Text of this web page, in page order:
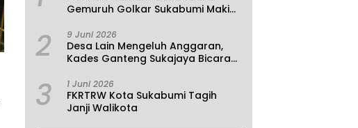
Gemuruh Golkar Sukabumi Makin
Demokrasi yang Sedang Dikunci?
2 9 Juni 2026
Desa Lain Mengeluh Anggaran,
Kades Ganteng Sukajaya Bicara
3 1 Juni 2026
FKRTRW Kota Sukabumi Tagih
Janji Walikota